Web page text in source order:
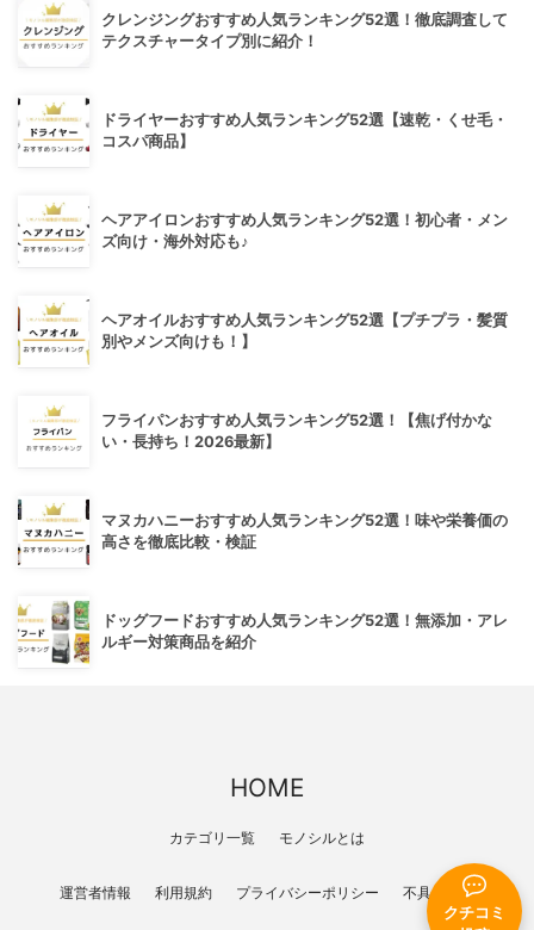
クチコミ
クレンジングおすすめ人気ランキング52選！徹底調査して
テクスチャータイプ別に紹介！
ドライヤーおすすめ人気ランキング52選【速乾・くせ毛・
コスパ商品】
ヘアアイロンおすすめ人気ランキング52選！初心者・メン
ズ向け・海外対応も♪
ヘアオイルおすすめ人気ランキング52選【プチプラ・髪質
別やメンズ向けも！】
フライパンおすすめ人気ランキング52選！【焦げ付かな
い・長持ち！2026最新】
マヌカハニーおすすめ人気ランキング52選！味や栄養価の
高さを徹底比較・検証
ドッグフードおすすめ人気ランキング52選！無添加・アレ
ルギー対策商品を紹介
HOME
カテゴリ一覧 モノシルとは
運営者情報 利用規約 プライバシーポリシー 不具合報告